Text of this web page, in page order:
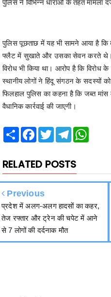
विरोध भी किया था। आरोप है कि विरोध के
स्थानीय लोगों ने हिंदू संगठन के सदस्यों
फिलहाल पुलिस का कहना है कि जब्त
वैधानिक कार्रवाई की जाएगी।
ShareFacebook
Twitter Telegram
RELATED POSTS
Previous
तेज रफ्तार और ट्रेन की चपेट में आने
से 7 लोगों की दर्दनाक मौत